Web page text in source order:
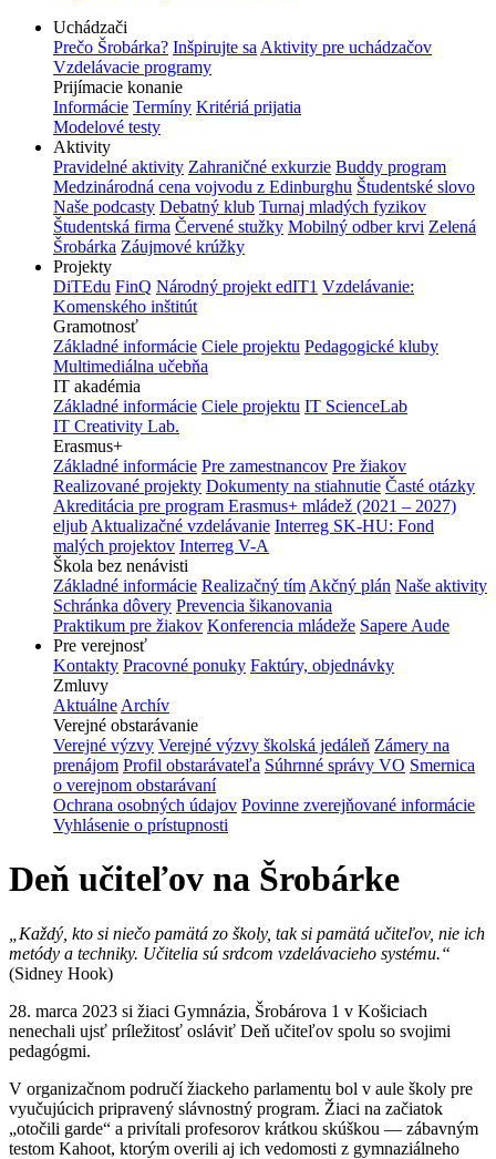
Uchádzači
Prečo Šrobárka? Inšpirujte sa Aktivity pre uchádzačov
Vzdelávacie programy
Prijímacie konanie
Informácie Termíny Kritériá prijatia
Modelové testy
Aktivity
Pravidelné aktivity Zahraničné exkurzie Buddy program
Medzinárodná cena vojvodu z Edinburghu Študentské slovo
Naše podcasty Debatný klub Turnaj mladých fyzikov
Študentská firma Červené stužky Mobilný odber krvi Zelená
Šrobárka Záujmové krúžky
Projekty
DiTEdu FinQ Národný projekt edIT1 Vzdelávanie:
Komenského inštitút
Gramotnosť
Základné informácie Ciele projektu Pedagogické kluby
Multimediálna učebňa
IT akadémia
Základné informácie Ciele projektu IT ScienceLab
IT Creativity Lab.
Erasmus+
Základné informácie Pre zamestnancov Pre žiakov
Realizované projekty Dokumenty na stiahnutie Časté otázky
Akreditácia pre program Erasmus+ mládež (2021 – 2027)
eljub Aktualizačné vzdelávanie Interreg SK-HU: Fond
malých projektov Interreg V-A
Škola bez nenávisti
Základné informácie Realizačný tím Akčný plán Naše aktivity
Schránka dôvery Prevencia šikanovania
Praktikum pre žiakov Konferencia mládeže Sapere Aude
Pre verejnosť
Kontakty Pracovné ponuky Faktúry, objednávky
Zmluvy
Aktuálne Archív
Verejné obstarávanie
Verejné výzvy Verejné výzvy školská jedáleň Zámery na
prenájom Profil obstarávateľa Súhrnné správy VO Smernica
o verejnom obstarávaní
Ochrana osobných údajov Povinne zverejňované informácie
Vyhlásenie o prístupnosti
Deň učiteľov na Šrobárke
„Každý, kto si niečo pamätá zo školy, tak si pamätá učiteľov, nie ich
metódy a techniky. Učitelia sú srdcom vzdelávacieho systému.“
(Sidney Hook)
28. marca 2023 si žiaci Gymnázia, Šrobárova 1 v Košiciach
nenechali ujsť príležitosť osláviť Deň učiteľov spolu so svojimi
pedagógmi.
V organizačnom područí žiackeho parlamentu bol v aule školy pre
vyučujúcich pripravený slávnostný program. Žiaci na začiatok
„otočili garde“ a privítali profesorov krátkou skúškou — zábavným
testom Kahoot, ktorým overili aj ich vedomosti z gymnaziálneho